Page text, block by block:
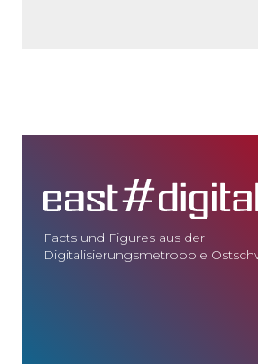
Facts und Figures aus der
Digitalisierungsmetropole